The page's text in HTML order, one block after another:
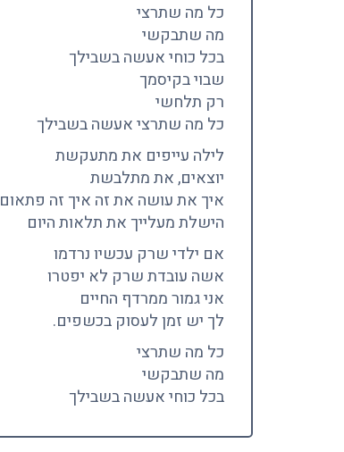
כל מה שתרצי
מה שתבקשי
בכל כוחי אעשה בשבילך
שבוי בקיסמך
רק תלחשי
כל מה שתרצי אעשה בשבילך
לילה עייפים את מתעקשת
יוצאים, את מתלבשת
איך את עושה את זה איך זה פתאום
הישלת מעלייך את תלאות היום
אם ילדי שרק עכשיו נרדמו
אשה עובדת שרק לא יפטרו
אני גמור ממרדף החיים
לך יש זמן לעסוק בכשפים.
כל מה שתרצי
מה שתבקשי
בכל כוחי אעשה בשבילך